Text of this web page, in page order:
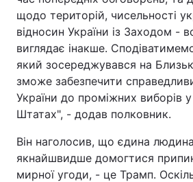
щодо територій, чисельності
відносин України із Заходом -
виглядає інакше.
який зосереджувався на
зможе забезпечити
України до проміжних виборів
Штатах", - додав полковник.
Він наголосив, що єдина
якнайшвидше домогтися
мирної угоди, - це Трамп.